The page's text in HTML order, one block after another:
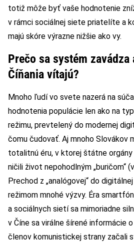
totiž môže byť vaše hodnotenie
v rámci sociálnej siete priatelíte a
majú skóre výrazne nižšie ako vy.
Prečo sa systém
Číňania vítajú?
Mnoho ľudí vo svete nazerá na
hodnotenia populácie len ako na
režimu, prevtelený do modernej
čomu čudovať. Aj mnoho Slovákov
totalitnú éru, v ktorej štátne
ničili život nepohodlným „buričom“
Prechod z „analógovej“ do
režimom mnohé výzvy. Éra
a sociálnych sietí sa mimoriadne
v Číne sa virálne šírené informácie
členov komunistickej strany začali